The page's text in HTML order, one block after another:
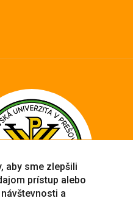
aby sme zlepšili
prístup alebo
a